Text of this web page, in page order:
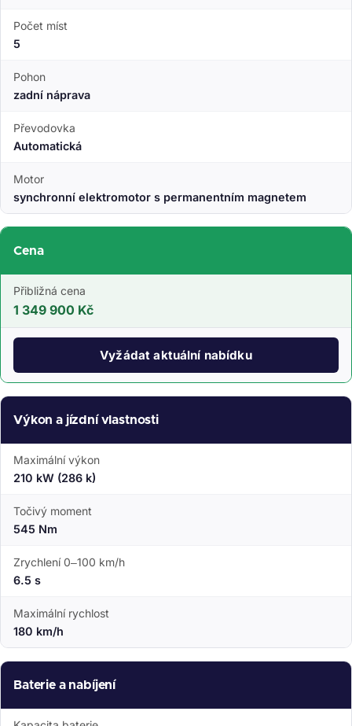
Počet míst
5
Pohon
zadní náprava
Převodovka
Automatická
Motor
synchronní elektromotor s permanentním magnetem
Cena
Přibližná cena
1 349 900 Kč
Vyžádat aktuální nabídku
Výkon a jízdní vlastnosti
Maximální výkon
210 kW (286 k)
Točivý moment
545 Nm
Zrychlení 0–100 km/h
6.5 s
Maximální rychlost
180 km/h
Baterie a nabíjení